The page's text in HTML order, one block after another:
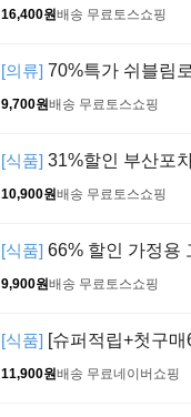
16,400원배송 무료토스쇼핑
[의류] 70%특가 쉬블림
9,700원배송 무료토스쇼핑
[식품] 31%할인 부산포
10,900원배송 무료토스쇼핑
[식품] 66% 할인 가정용
9,900원배송 무료토스쇼핑
[식품] [슈퍼적립+첫구
11,900원배송 무료네이버쇼핑